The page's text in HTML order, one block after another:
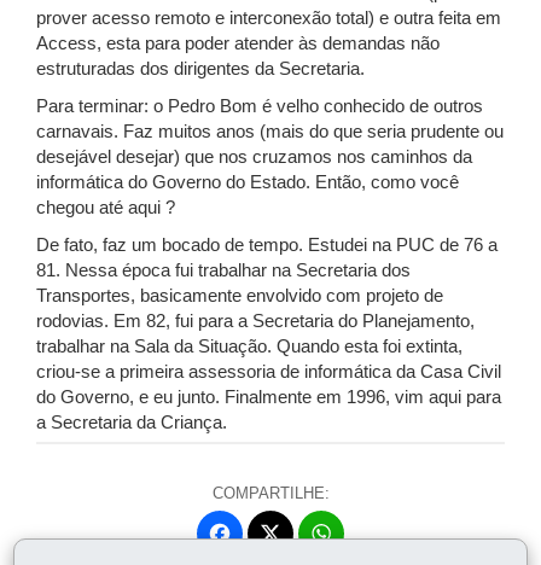
prover acesso remoto e interconexão total) e outra feita em
Access, esta para poder atender às demandas não
estruturadas dos dirigentes da Secretaria.
Para terminar: o Pedro Bom é velho conhecido de outros
carnavais. Faz muitos anos (mais do que seria prudente ou
desejável desejar) que nos cruzamos nos caminhos da
informática do Governo do Estado. Então, como você
chegou até aqui ?
De fato, faz um bocado de tempo. Estudei na PUC de 76 a
81. Nessa época fui trabalhar na Secretaria dos
Transportes, basicamente envolvido com projeto de
rodovias. Em 82, fui para a Secretaria do Planejamento,
trabalhar na Sala da Situação. Quando esta foi extinta,
criou-se a primeira assessoria de informática da Casa Civil
do Governo, e eu junto. Finalmente em 1996, vim aqui para
a Secretaria da Criança.
COMPARTILHE:
Fa
W